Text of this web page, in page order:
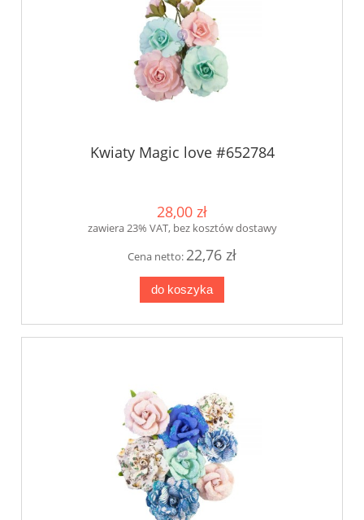
Kwiaty Magic love #652784
28,00 zł
zawiera 23% VAT, bez kosztów dostawy
Cena netto: 22,76 zł
do koszyka